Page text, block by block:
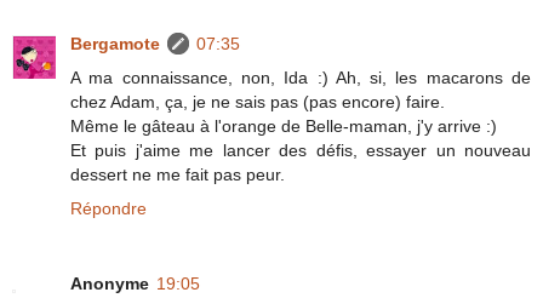
Bergamote
07:35
A ma connaissance, non, Ida :) Ah, si, les macarons de
chez Adam, ça, je ne sais pas (pas encore) faire.
Même le gâteau à l'orange de Belle-maman, j'y arrive :)
Et puis j'aime me lancer des défis, essayer un nouveau
dessert ne me fait pas peur.
Répondre
Anonyme 19:05